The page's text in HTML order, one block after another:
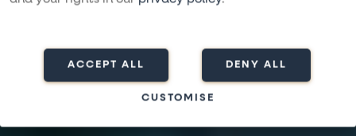
ACCEPT ALL DENY ALL
CUSTOMISE